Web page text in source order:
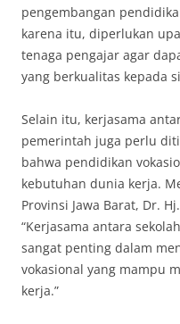
pengembangan
karena itu, diperlukan
tenaga pengajar agar
yang berkualitas kepada
Selain itu, kerjasama
pemerintah juga perlu
bahwa pendidikan
kebutuhan dunia kerja.
Provinsi Jawa Barat, Dr.
“Kerjasama antara
sangat penting dalam
vokasional yang mampu
kerja.”